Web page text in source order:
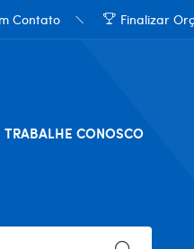
Contato Finalizar
TRABALHE CONOSCO